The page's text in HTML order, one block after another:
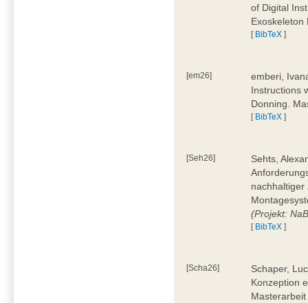
of Digital
Exoskeleton
[ BibTeX ]
[em26]
emberi,
Instructions
Donning.
[ BibTeX ]
[Seh26]
Sehts,
nachhaltiger
(Projekt:
[ BibTeX ]
[Scha26]
Schaper,
Konzeption